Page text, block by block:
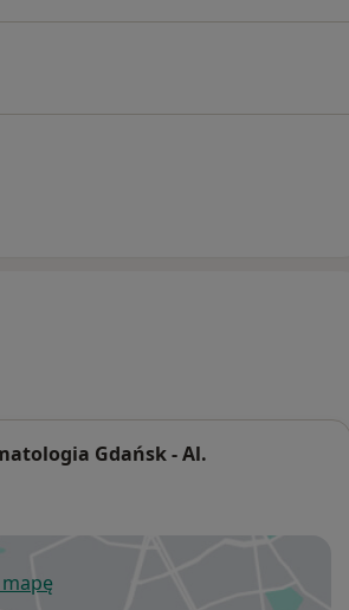
Gdańsk - Al.
się w nowej karcie